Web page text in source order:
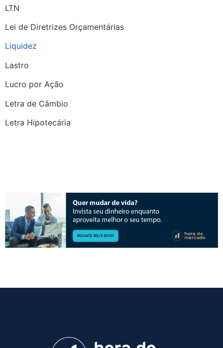
LTN
Lei de Diretrizes Orçamentárias
Liquidez
Lastro
Lucro por Ação
Letra de Câmbio
Letra Hipotecária